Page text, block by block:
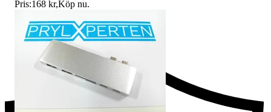
Ersättning om du inte får din vara
Pris:168 kr,Köp nu.